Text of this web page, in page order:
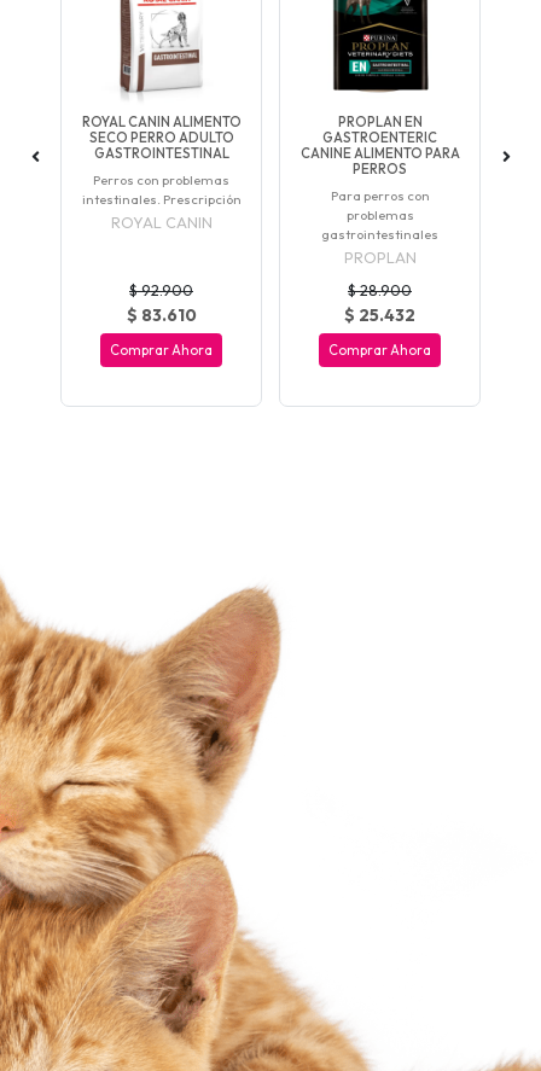
ROYAL CANIN ALIMENTO
SECO PERRO ADULTO
GASTROINTESTINAL
Perros con problemas
intestinales. Prescripción
ROYAL CANIN
$ 92.900
$ 83.610
Comprar Ahora
PROPLAN EN
GASTROENTERIC
CANINE ALIMENTO PARA
PERROS
Para perros con
problemas
gastrointestinales
PROPLAN
$ 28.900
$ 25.432
Comprar Ahora